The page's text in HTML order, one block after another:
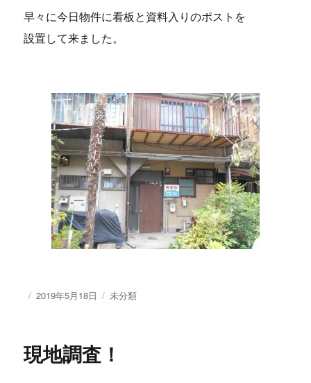
早々に今日物件に看板と資料入りのポストを
設置して来ました。
投
2019年5月18日
カ
ー
未分類
現地調査！